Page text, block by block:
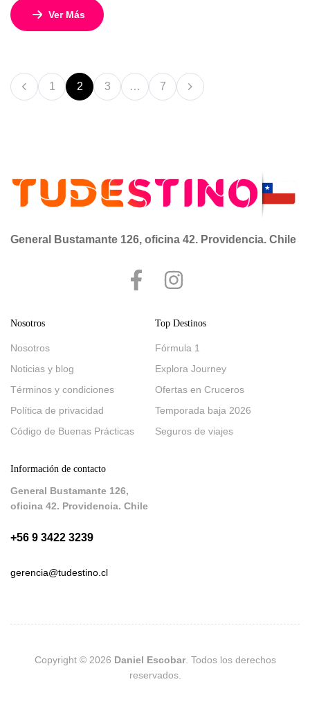
completo que combina Italia, la Costa Azul francesa y las
vibrantes ciudades de España. Este viaje de 11 días y 10
Ver Más
1 2 3 … 7
General Bustamante 126, oficina 42. Providencia. Chile
Nosotros
Nosotros
Noticias y blog
Términos y condiciones
Política de privacidad
Código de Buenas Prácticas
Top Destinos
Fórmula 1
Explora Journey
Ofertas en Cruceros
Temporada baja 2026
Seguros de viajes
Información de contacto
General Bustamante 126,
oficina 42. Providencia. Chile
+56 9 3422 3239
gerencia@tudestino.cl
Copyright © 2026 Daniel Escobar. Todos los derechos
reservados.